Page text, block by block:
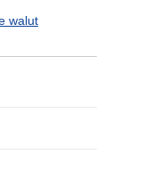
walut